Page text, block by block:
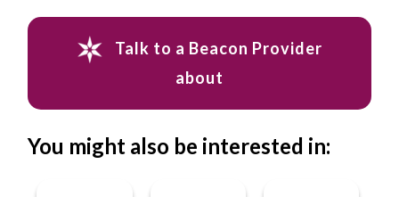
Talk to a Beacon Provider
about
You might also be interested in: